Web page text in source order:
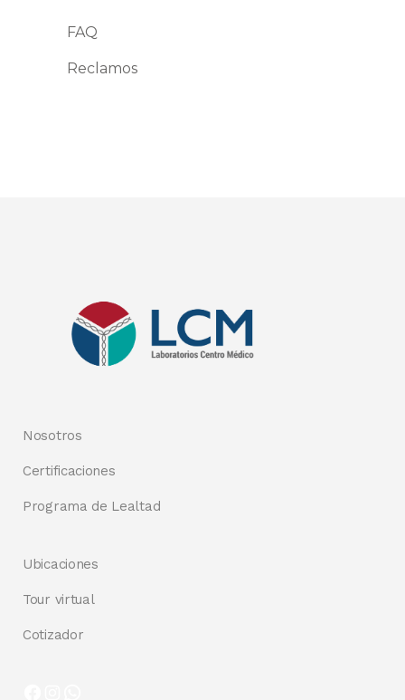
FAQ
Reclamos
Nosotros
Certificaciones
Programa de Lealtad
Ubicaciones
Tour virtual
Cotizador